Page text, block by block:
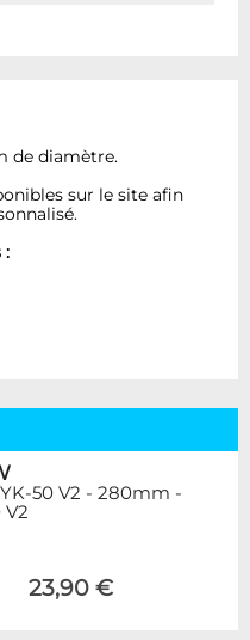
de diamètre.
sur le site afin
:
50 V2 - 280mm -
23,90 €